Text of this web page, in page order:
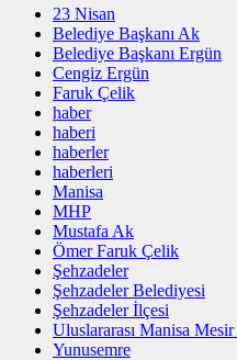
23 Nisan
Belediye Başkanı Ak
Belediye Başkanı Ergün
Cengiz Ergün
Faruk Çelik
haber
haberi
haberler
haberleri
Manisa
MHP
Mustafa Ak
Ömer Faruk Çelik
Şehzadeler
Şehzadeler Belediyesi
Şehzadeler İlçesi
Uluslararası Manisa
Yunusemre